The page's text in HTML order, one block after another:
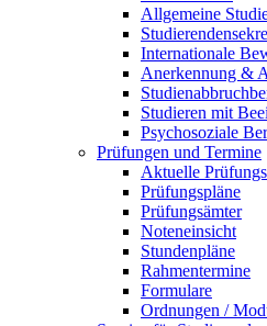
Allgemeine
Internationale
Anerkennung &
Studieren mit
Psychosoziale
Prüfungen und Termine
Aktuelle
Prüfungspläne
Prüfungsämter
Noteneinsicht
Stundenpläne
Rahmentermine
Formulare
Ordnungen /